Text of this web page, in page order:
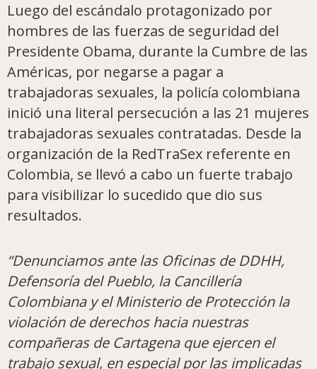
Luego del escándalo protagonizado por
hombres de las fuerzas de seguridad del
Presidente Obama, durante la Cumbre de las
Américas, por negarse a pagar a
trabajadoras sexuales, la policía colombiana
inició una literal persecución a las 21 mujeres
trabajadoras sexuales contratadas. Desde la
organización de la RedTraSex referente en
Colombia, se llevó a cabo un fuerte trabajo
para visibilizar lo sucedido que dio sus
resultados.
“Denunciamos ante las Oficinas de DDHH,
Defensoría del Pueblo, la Cancillería
Colombiana y el Ministerio de Protección la
violación de derechos hacia nuestras
compañeras de Cartagena que ejercen el
trabajo sexual, en especial por las implicadas